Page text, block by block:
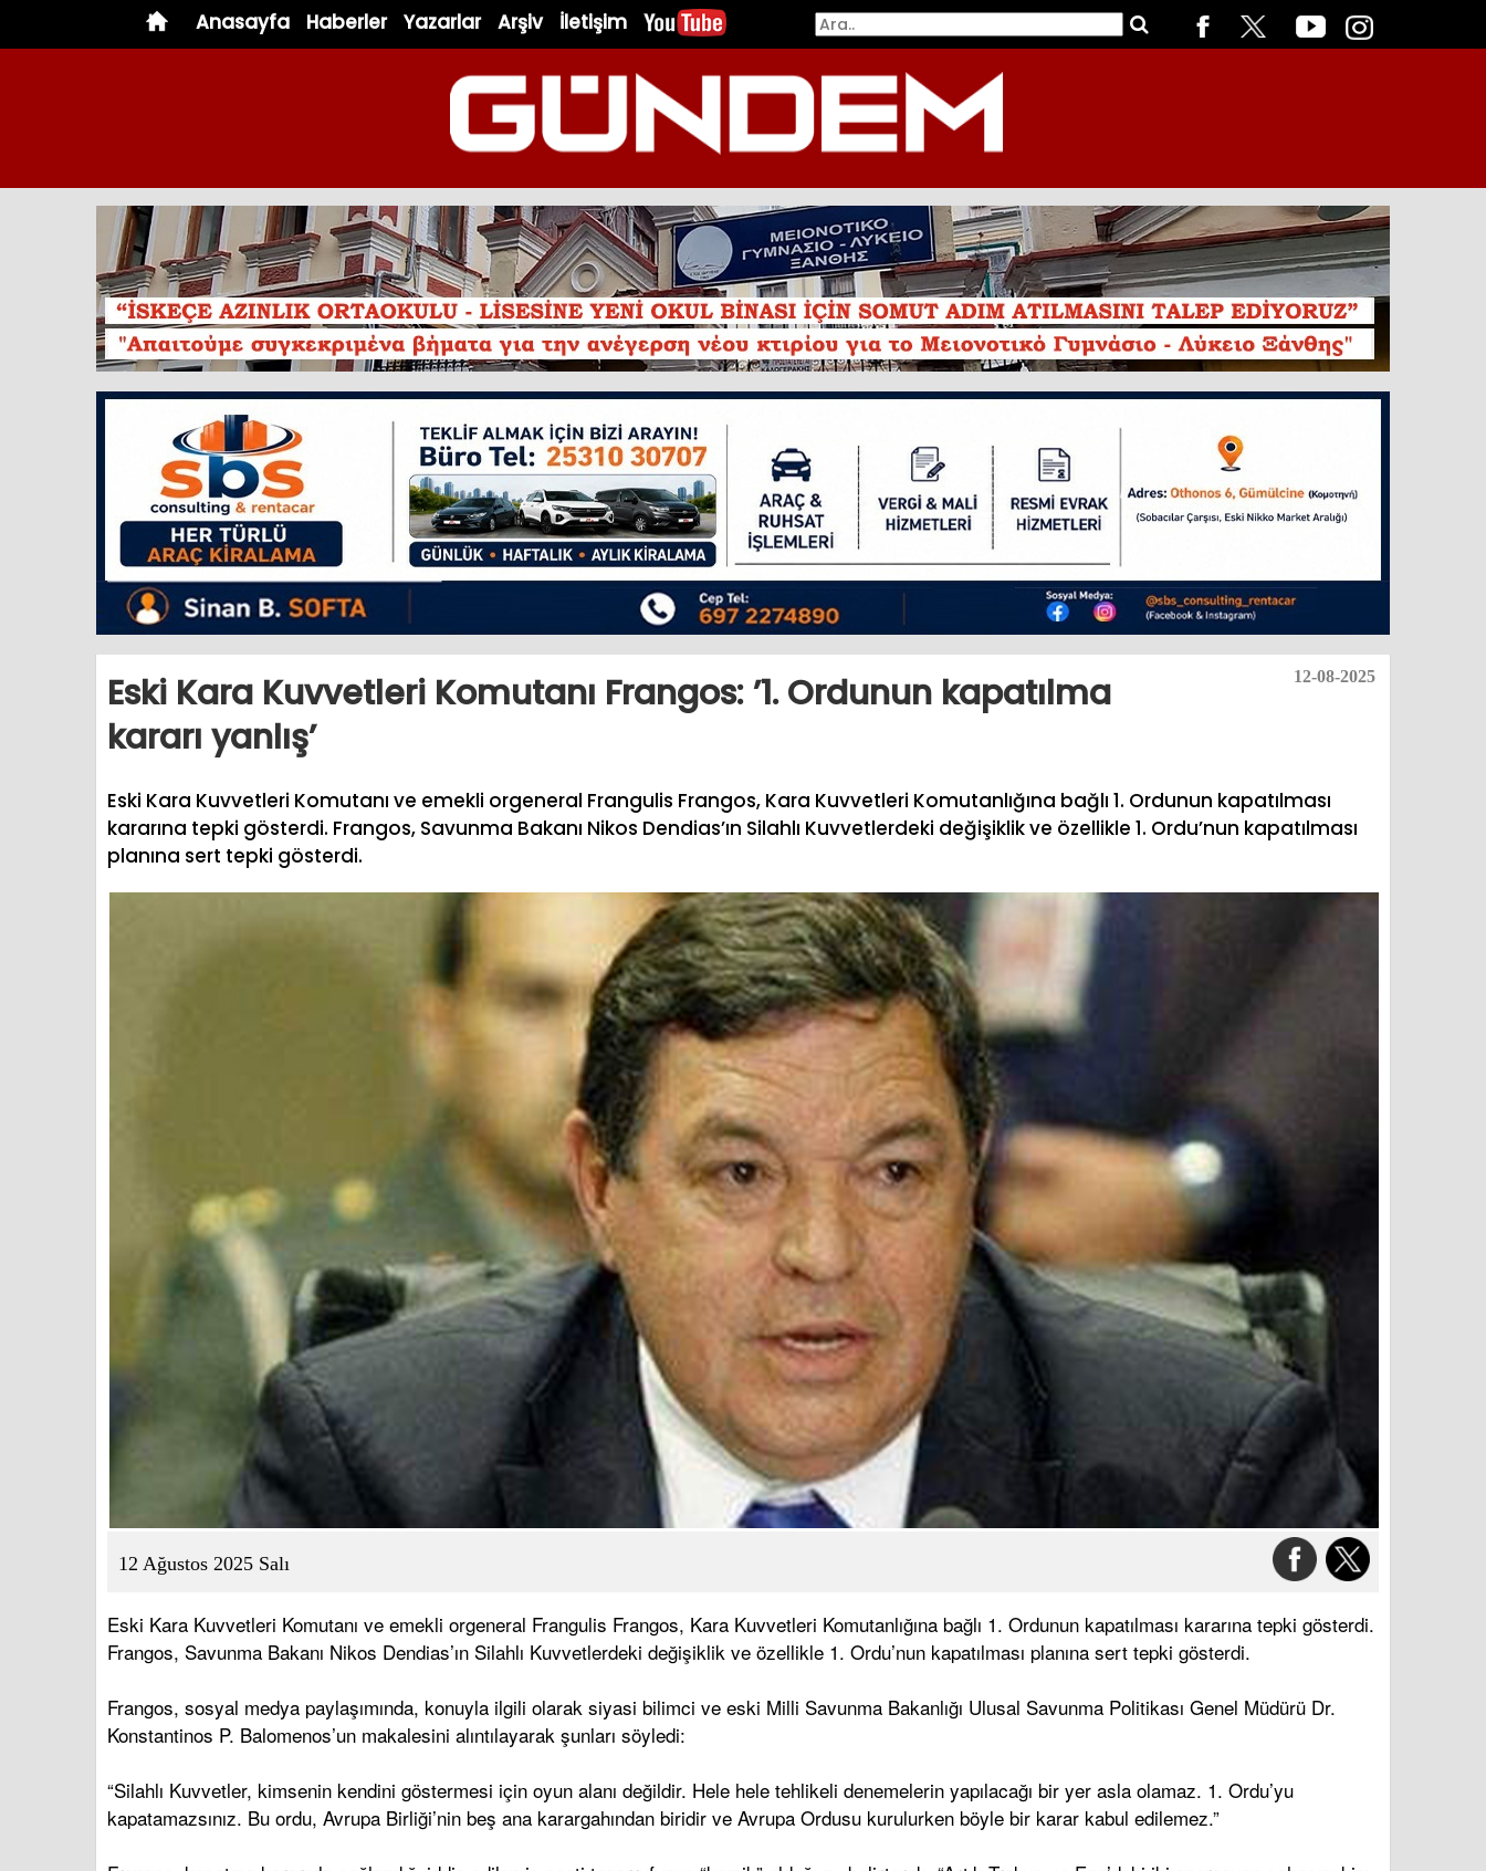
Anasayfa Haberler Yazarlar Arşiv İletişim
12-08-2025
Eski Kara Kuvvetleri Komutanı Frangos: ’1. Ordunun kapatılma
kararı yanlış’
Eski Kara Kuvvetleri Komutanı ve emekli orgeneral Frangulis Frangos, Kara Kuvvetleri Komutanlığına bağlı 1. Ordunun kapatılması
kararına tepki gösterdi. Frangos, Savunma Bakanı Nikos Dendias’ın Silahlı Kuvvetlerdeki değişiklik ve özellikle 1. Ordu’nun kapatılması
planına sert tepki gösterdi.
12 Ağustos 2025 Salı
Eski Kara Kuvvetleri Komutanı ve emekli orgeneral Frangulis Frangos, Kara Kuvvetleri Komutanlığına bağlı 1. Ordunun kapatılması kararına tepki gösterdi.
Frangos, Savunma Bakanı Nikos Dendias’ın Silahlı Kuvvetlerdeki değişiklik ve özellikle 1. Ordu’nun kapatılması planına sert tepki gösterdi.
Frangos, sosyal medya paylaşımında, konuyla ilgili olarak siyasi bilimci ve eski Milli Savunma Bakanlığı Ulusal Savunma Politikası Genel Müdürü Dr.
Konstantinos P. Balomenos’un makalesini alıntılayarak şunları söyledi:
“Silahlı Kuvvetler, kimsenin kendini göstermesi için oyun alanı değildir. Hele hele tehlikeli denemelerin yapılacağı bir yer asla olamaz. 1. Ordu’yu
kapatamazsınız. Bu ordu, Avrupa Birliği’nin beş ana karargahından biridir ve Avrupa Ordusu kurulurken böyle bir karar kabul edilemez.”